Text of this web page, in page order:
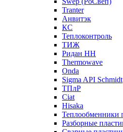
Tranter
Анвитэк
КС
Теплоконтроль
ТИЖ
Ридан НН
Thermowave
Onda
Sigma API Schmidt
ТПлР
Ciat
Hisaka
Теплообменники
Разборные